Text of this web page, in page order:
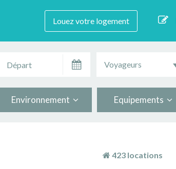
Louez votre logement
Voyageurs
Environnement Equipements
423 locations